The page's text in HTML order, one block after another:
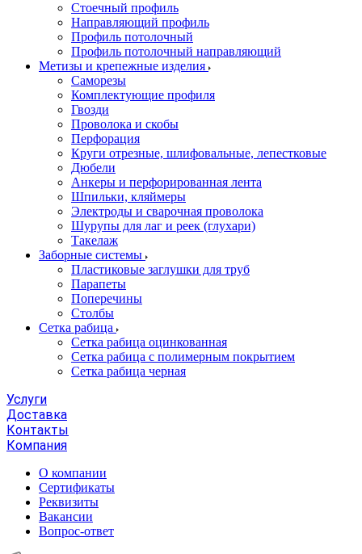
Стоечный профиль
Направляющий профиль
Профиль потолочный
Профиль потолочный направляющий
Метизы и крепежные изделия
Саморезы
Комплектующие профиля
Гвозди
Проволока и скобы
Перфорация
Круги отрезные, шлифовальные, лепестковые
Дюбели
Анкеры и перфорированная лента
Шпильки, кляймеры
Электроды и сварочная проволока
Шурупы для лаг и реек (глухари)
Такелаж
Заборные системы
Пластиковые заглушки для труб
Парапеты
Поперечины
Столбы
Сетка рабица
Сетка рабица оцинкованная
Сетка рабица с полимерным покрытием
Сетка рабица черная
Услуги
Доставка
Контакты
Компания
О компании
Сертификаты
Реквизиты
Вакансии
Вопрос-ответ